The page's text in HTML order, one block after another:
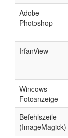
Adobe
Photoshop
IrfanView
Windows
Fotoanzeige
Befehlszeile
(ImageMagick)